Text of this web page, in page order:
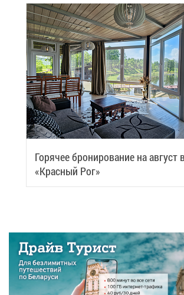
Го­ря­чее бро­ни­ро­ва­ние на ав­густ
«Крас­ный Рог»